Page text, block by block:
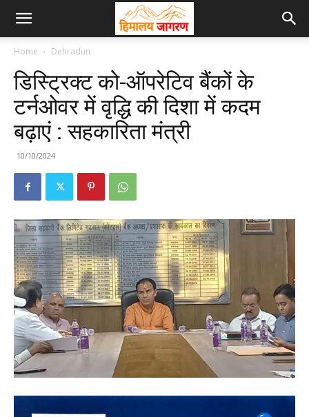
Home Dehradun
डिस्ट्रिक्ट को-ऑपरेटिव बैंकों के
टर्नओवर में वृद्धि की दिशा में कदम
बढ़ाएं : सहकारिता मंत्री
10/10/2024